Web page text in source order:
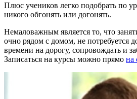
Плюс учеников легко подобрать по
никого обгонять или догонять.
Немаловажным является то, что
очно рядом с домом, не потребуется
времени на дорогу, сопровождать и
Записаться на курсы можно прямо на